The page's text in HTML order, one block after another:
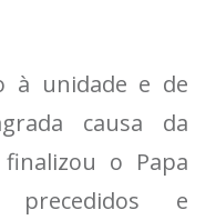
à unidade e de
causa da
o Papa
precedidos e